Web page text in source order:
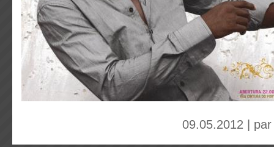
09.05.2012 |